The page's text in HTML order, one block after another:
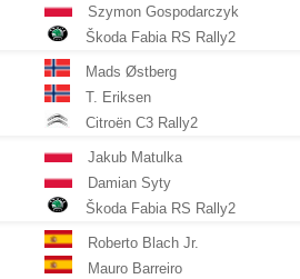
Szymon Gospodarczyk
Škoda Fabia RS Rally2
Mads Østberg
T. Eriksen
Citroën C3 Rally2
Jakub Matulka
Damian Syty
Škoda Fabia RS Rally2
Roberto Blach Jr.
Mauro Barreiro